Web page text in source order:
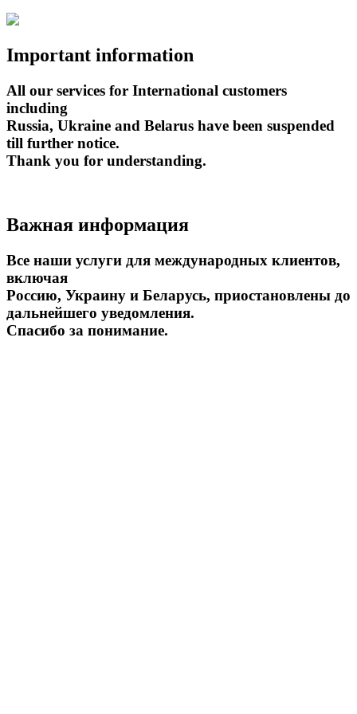
Important information
All our services for International customers
including
Russia, Ukraine and Belarus have been suspended
till further notice.
Thank you for understanding.
Важная информация
Все наши услуги для международных клиентов,
включая
Россию, Украину и Беларусь, приостановлены до
дальнейшего уведомления.
Спасибо за понимание.